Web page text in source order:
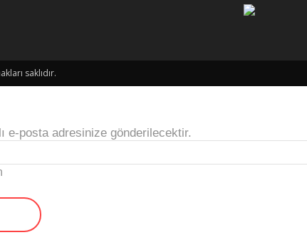
saklıdır.
e-posta adresinize gönderilecektir.